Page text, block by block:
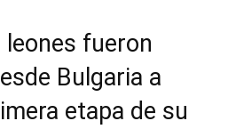
leones fueron
Bulgaria a
etapa de su